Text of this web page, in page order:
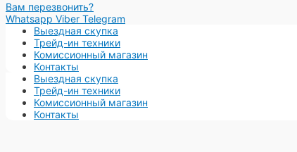
Вам перезвонить?
Whatsapp Viber Telegram
Выездная скупка
Трейд-ин техники
Комиссионный магазин
Контакты
Выездная скупка
Трейд-ин техники
Комиссионный магазин
Контакты